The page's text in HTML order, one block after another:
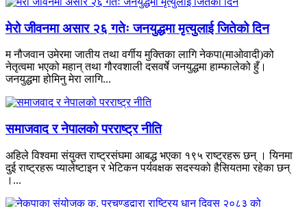
मेरो जीवनमा असार २६ गतेः जनयुद्धमा मृत्युलाई जितेको दिन
म नौजवान उमेरमा जातीय तथा वर्गीय मुक्तिका लागि नेकपा(माओवादी)को
नेतृत्वमा भएको महान् तथा गौरवशाली दसवर्षे जनयुद्धमा हाम्फालेको हुँ।
जनयुद्धमा होमिनु मेरा लागि...
समाजवाद र नेपालको परराष्ट्र नीति
अहिले विश्वमा संयुक्त राष्ट्रसंघमा आबद्ध भएका १९५ राष्ट्रहरू छन् । यिनमा
दुई राष्ट्रहरू प्यालेष्टाइन र भेटिकन पर्यवक्षक सदस्यको हैसियतमा रहेका छन्
।...